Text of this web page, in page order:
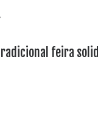
feira